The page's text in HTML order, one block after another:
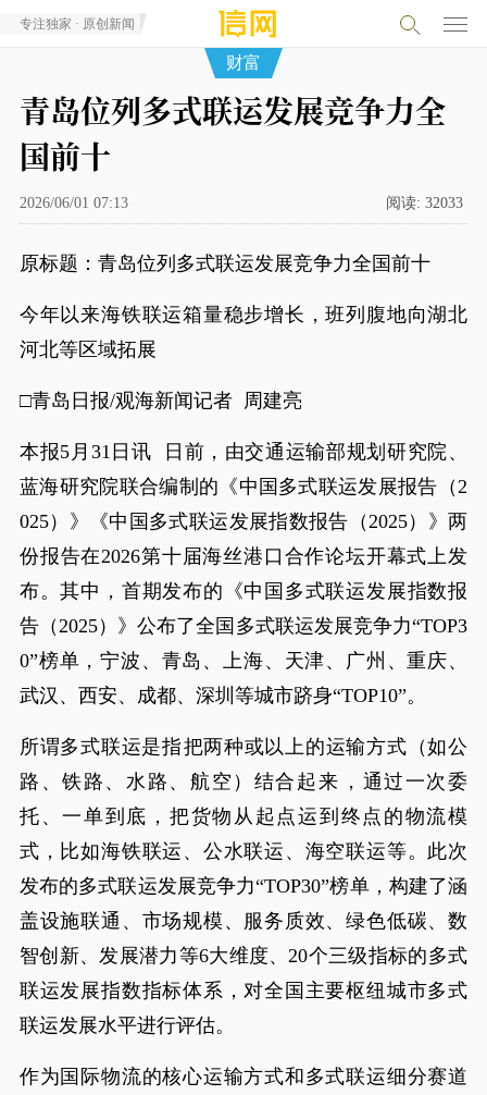
专注独家 · 原创新闻
财富
青岛位列多式联运发展竞争力全
国前十
2026/06/01 07:13 阅读: 32033
原标题：青岛位列多式联运发展竞争力全国前十
今年以来海铁联运箱量稳步增长，班列腹地向湖北
河北等区域拓展
□青岛日报/观海新闻记者 周建亮
本报5月31日讯 日前，由交通运输部规划研究院、
蓝海研究院联合编制的《中国多式联运发展报告（2
025）》《中国多式联运发展指数报告（2025）》两
份报告在2026第十届海丝港口合作论坛开幕式上发
布。其中，首期发布的《中国多式联运发展指数报
告（2025）》公布了全国多式联运发展竞争力“TOP3
0”榜单，宁波、青岛、上海、天津、广州、重庆、
武汉、西安、成都、深圳等城市跻身“TOP10”。
所谓多式联运是指‌把两种或以上的运输方式（如公
路、铁路、水路、航空）结合起来‌，通过一次委
托、一单到底，把货物从起点运到终点的物流模
式，比如海铁联运、公水联运、海空联运等。此次
发布的多式联运发展竞争力“TOP30”榜单，构建了涵
盖设施联通、市场规模、服务质效、绿色低碳、数
智创新、发展潜力等6大维度、20个三级指标的多式
联运发展指数指标体系，对全国主要枢纽城市多式
联运发展水平进行评估。
作为国际物流的核心运输方式和多式联运细分赛道